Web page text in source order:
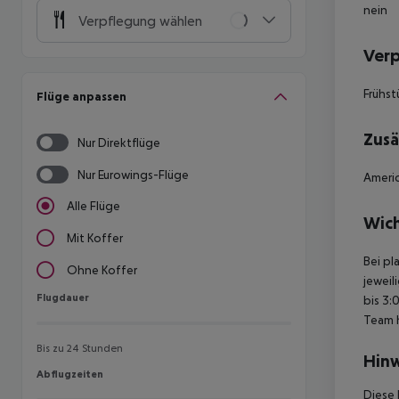
Verpflegung wählen
Flüge anpassen
Nur Direktflüge
Nur Eurowings-Flüge
Alle Flüge
Mit Koffer
Ohne Koffer
Flugdauer
Flugdauer
Bis zu 24 Stunden
Abflugzeiten
Abflugzeiten
nein
Bei
bis
Team
Diese